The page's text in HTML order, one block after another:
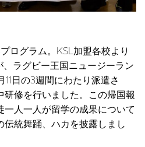
ログラム。KSL加盟各校より
、ラグビー王国ニュージーラン
11日の3週間にわたり派遣さ
研修を行いました。この帰国報
人一人が留学の成果について
統舞踊、ハカを披露しまし